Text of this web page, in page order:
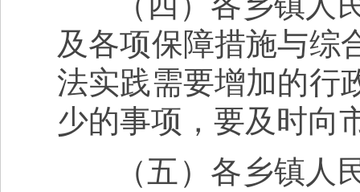
及各项保障措施与综
法实践需要增加的行
少的事项，要及时向
（五）各乡镇人民